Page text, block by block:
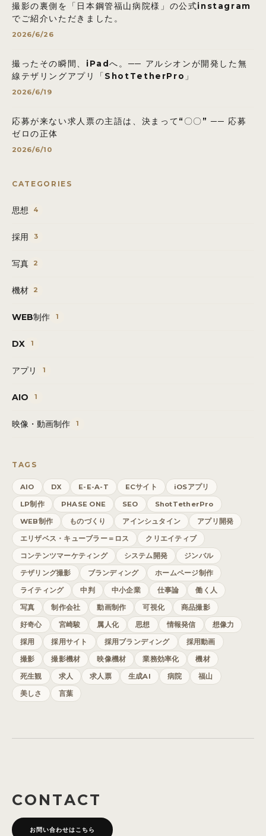
撮影の裏側を「日本鋼管福山病院様」の公式instagram
でご紹介いただきました。
2026/6/26
撮ったその瞬間、iPadへ。── アルシオンが開発した無
線テザリングアプリ「ShotTetherPro」
2026/6/19
応募が来ない求人票の主語は、決まって“〇〇” ── 応募
ゼロの正体
2026/6/10
CATEGORIES
思想 4
採用 3
写真 2
機材 2
WEB制作 1
DX 1
アプリ 1
AIO 1
映像・動画制作 1
TAGS
AIO DX E-E-A-T ECサイト iOSアプリ
LP制作 PHASE ONE SEO ShotTetherPro
WEB制作 ものづくり アインシュタイン アプリ開発
エリザベス・キューブラー＝ロス クリエイティブ
コンテンツマーケティング システム開発 ジンバル
テザリング撮影 ブランディング ホームページ制作
ライティング 中判 中小企業 仕事論 働く人
写真 制作会社 動画制作 可視化 商品撮影
好奇心 宮崎駿 属人化 思想 情報発信 想像力
採用 採用サイト 採用ブランディング 採用動画
撮影 撮影機材 映像機材 業務効率化 機材
死生観 求人 求人票 生成AI 病院 福山
美しさ 言葉
CONTACT
お問い合わせはこちら